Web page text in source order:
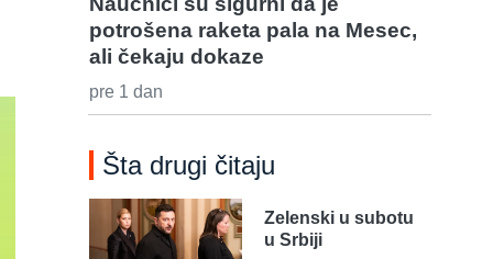
potrošena raketa pala na Mesec,
ali čekaju dokaze
pre 1 dan
Šta drugi čitaju
Zelenski u subotu
u Srbiji